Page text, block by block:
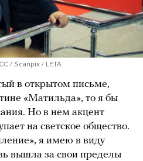
/ Scanpix / LETA
в открытом письме,
«Матильда», то я бы
Но в нем акцент
на светское общество.
я имею в виду
вышла за свои пределы